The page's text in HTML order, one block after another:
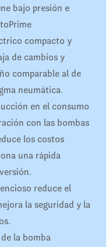
bajo presión e
compacto y
de cambios y
comparable al de
neumática.
en el consumo
con las bombas
los costos
una rápida
reduce el
la seguridad y la
la bomba